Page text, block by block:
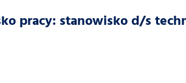
pracy: stanowisko d/s